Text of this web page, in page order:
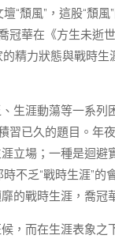
“頹風”，這股“頹
冠華在《方生未逝
的精力狀態與戰時
生涯動蕩等一系列
習已久的題目。
立場；一種是迴
不乏“戰時生涯”
的戰時生涯，喬冠
，而在生涯表象